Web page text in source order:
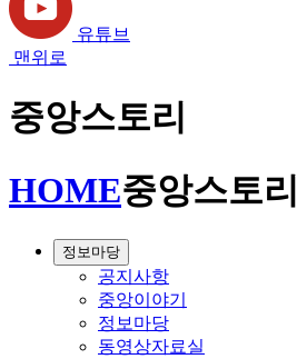
유튜브
맨위로
중앙스토리
HOME중앙스토리
정보마당
공지사항
중앙이야기
정보마당
동영상자료실